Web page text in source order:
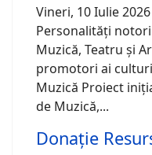
Vineri, 10 Iulie
Personalități
Muzică, Teatru și
promotori ai
Muzică Proiect
de Muzică,...
Donație